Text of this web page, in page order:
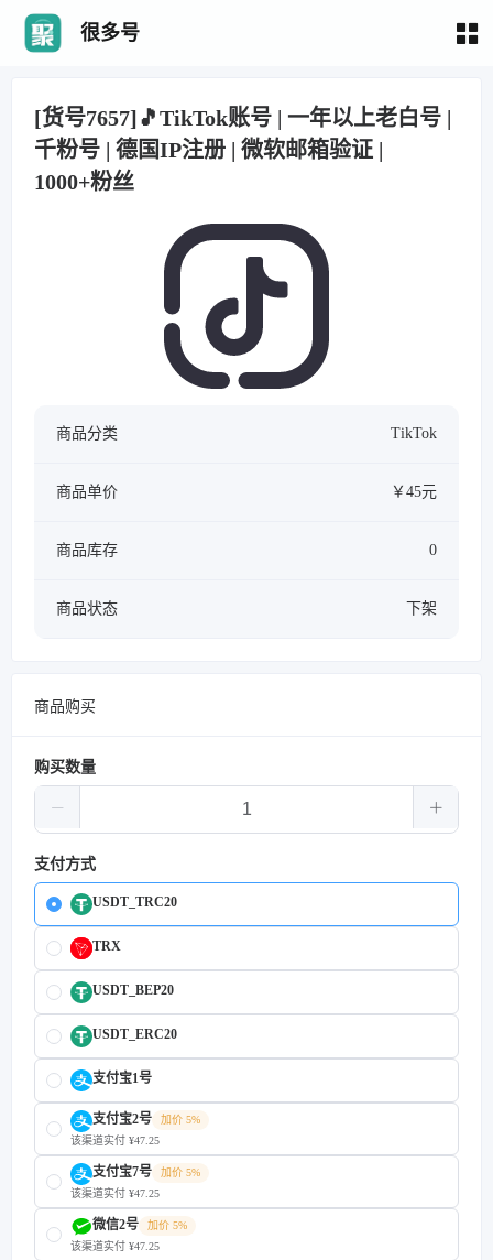
很多号
[货号7657]🎵TikTok账号 | 一年以上老白号 |
千粉号 | 德国IP注册 | 微软邮箱验证 |
1000+粉丝
商品分类 TikTok
商品单价 ￥45元
商品库存 0
商品状态 下架
商品购买
购买数量
支付方式
USDT_TRC20
TRX
USDT_BEP20
USDT_ERC20
支付宝1号
支付宝2号
加价 5%
该渠道实付 ¥47.25
支付宝7号
加价 5%
该渠道实付 ¥47.25
微信2号
加价 5%
该渠道实付 ¥47.25